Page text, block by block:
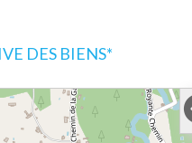
DES BIENS*